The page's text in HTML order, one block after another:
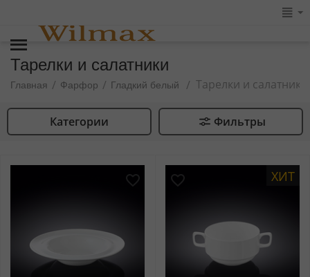
Тарелки и салатники
Главная / Фарфор / Гладкий белый / Тарелки и салатники
Категории Фильтры
ХИТ